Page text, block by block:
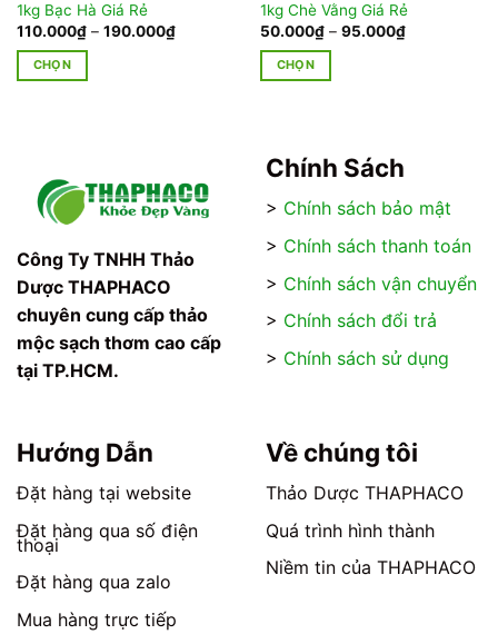
1kg Bạc Hà Giá Rẻ
110.000₫ – 190.000₫Khoảng
giá:
CHỌN
nhiều
biến
Các
tùy
chọn
có
thể
được
trang
sản
phẩm
1kg Chè Vằng Giá Rẻ
50.000₫ – 95.000₫Khoảng
giá:
CHỌN
có
nhiều
biến
Các
tùy
có
được
trang
sản
phẩm
Công Ty TNHH Thảo
Dược THAPHACO
chuyên cung cấp thảo
mộc sạch thơm cao cấp
tại TP.HCM.
Chính Sách
> Chính sách bảo mật
> Chính sách thanh toán
> Chính sách vận chuyển
> Chính sách đổi trả
> Chính sách sử dụng
Hướng Dẫn
Đặt hàng tại website
Đặt hàng qua số điện
thoại
Đặt hàng qua zalo
Mua hàng trực tiếp
Về chúng tôi
Thảo Dược THAPHACO
Quá trình hình thành
Niềm tin của THAPHACO